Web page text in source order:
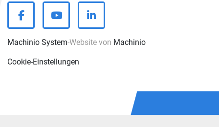
facebookyoutubelinkedin
Machinio System-Website von Machinio
Cookie-Einstellungen